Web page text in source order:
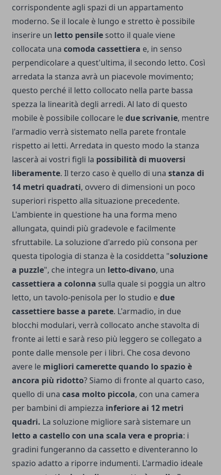
corrispondente agli spazi di un appartamento
moderno. Se il locale è lungo e stretto è possibile
inserire un letto pensile sotto il quale viene
collocata una comoda cassettiera e, in senso
perpendicolare a quest'ultima, il secondo letto. Così
arredata la stanza avrà un piacevole movimento;
questo perché il letto collocato nella parte bassa
spezza la linearità degli arredi. Al lato di questo
mobile è possibile collocare ledue scrivanie, mentre
l'armadio verrà sistemato nella parete frontale
rispetto ai letti. Arredata in questo modo la stanza
lascerà ai vostri figli la possibilità di muoversi
liberamente. Il terzo caso è quello di una stanza di
14 metri quadrati, ovvero di dimensioni un poco
superiori rispetto alla situazione precedente.
L'ambiente in questione ha una forma meno
allungata, quindi più gradevole e facilmente
sfruttabile. La soluzione d'arredo più consona per
questa tipologia di stanza è la cosiddetta "soluzione
a puzzle", che integra un letto-divano, una
cassettiera a colonna sulla quale si poggia un altro
letto, un tavolo-penisola per lo studio edue
cassettiere basse a parete. L'armadio, in due
blocchi modulari, verrà collocato anche stavolta di
fronte ai letti e sarà reso più leggero se collegato a
ponte dalle mensole per i libri. Che cosa devono
avere le migliori camerette quando lo spazio è
ancora più ridotto? Siamo di fronte al quarto caso,
quello di una casa molto piccola, con una camera
per bambini di ampiezza inferiore ai 12 metri
quadri. La soluzione migliore sarà sistemare un
letto a castello con una scala vera e propria: i
gradini fungeranno da cassetto e diventeranno lo
spazio adatto a riporre indumenti. L'armadio ideale